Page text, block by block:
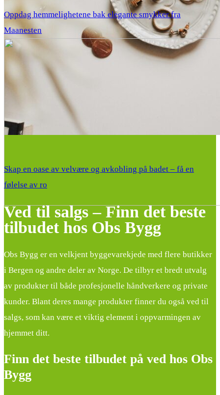
Oppdag hemmelighetene bak elegante smykker fra
Maanesten
Skap en oase av velvære og avkobling på badet – få en
følelse av ro
Ved til salgs – Finn det beste
tilbudet hos Obs Bygg
Obs Bygg er en velkjent byggevarekjede med flere butikker
i Bergen og andre deler av Norge. De tilbyr et bredt utvalg
av produkter til både profesjonelle håndverkere og private
kunder. Blant deres mange produkter finner du også ved til
salgs, som kan være et viktig element i oppvarmingen av
hjemmet ditt.
Finn det beste tilbudet på ved hos Obs
Bygg